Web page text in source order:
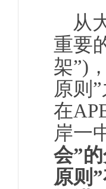
从
重要
架”)
原则
在
岸一
会”
原则